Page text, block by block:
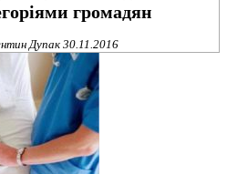
громадян
Дупак 30.11.2016